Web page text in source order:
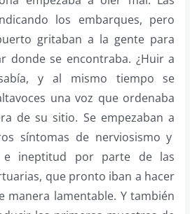
los embarques, pero
gritaban a la gente para
donde se encontraba. ¿Huir a
y al mismo tiempo se
una voz que ordenaba
de su sitio. Se empezaban a
síntomas de nerviosismo y
e ineptitud por parte de las
que pronto iban a hacer
manera lamentable. Y también